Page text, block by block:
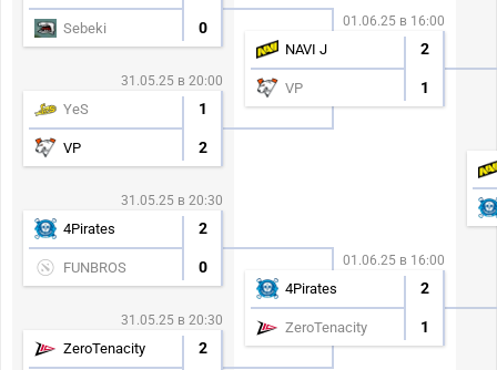
Sebeki 0
31.05.25 в 20:00
YeS 1
VP 2
31.05.25 в 20:30
4Pirates 2
FUNBROS 0
31.05.25 в 20:30
ZeroTenacity 2
01.06.25 в 16:00
NAVI J 2
VP 1
01.06.25 в 16:00
4Pirates 2
ZeroTenacity 1